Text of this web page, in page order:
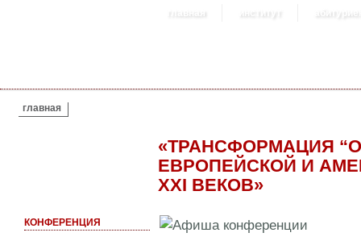
главная институт
ВЫ ЗДЕСЬ
главная
«ТРАНСФОРМАЦИЯ
ЕВРОПЕЙСКОЙ И
XXI ВЕКОВ»
КОНФЕРЕНЦИЯ